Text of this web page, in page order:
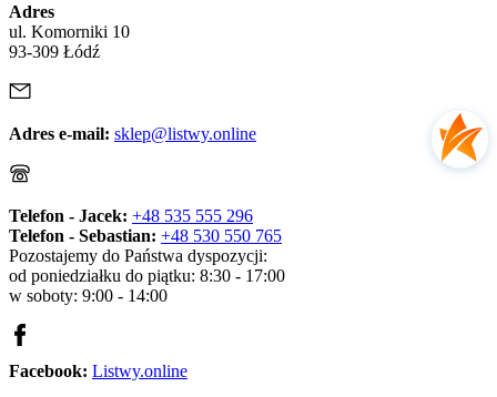
Adres
ul. Komorniki 10
93-309 Łódź
Adres e-mail: sklep@listwy.online
Telefon - Jacek: +48 535 555 296
Telefon - Sebastian: +48 530 550 765
Pozostajemy do Państwa dyspozycji:
od poniedziałku do piątku: 8:30 - 17:00
w soboty: 9:00 - 14:00
Facebook: Listwy.online